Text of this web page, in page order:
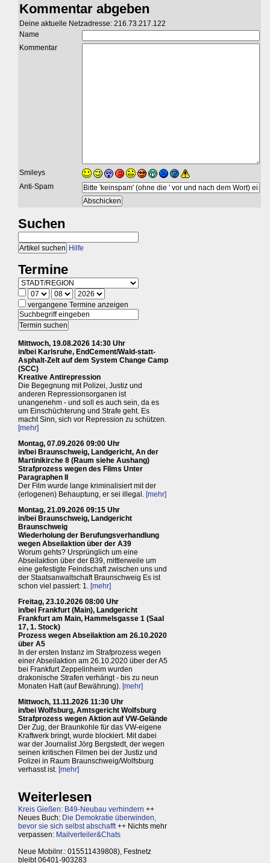
Kommentar abgeben
Deine aktuelle Netzadresse: 216.73.217.122
Name
Kommentar
Smileys
Anti-Spam
Suchen
Hilfe
Termine
vergangene Termine anzeigen
Mittwoch, 19.08.2026 14:30 Uhr
in/bei Karlsruhe, EndCement/Wald-statt-
Asphalt-Zelt auf dem System Change Camp
(SCC)
Kreative Antirepression
Die Begegnung mit Polizei, Justiz und
anderen Repressionsorganen ist
unangenehm - und soll es auch sein, da es
um Einschüchterung und Strafe geht. Es
macht Sinn, sich vor Repression zu schützen.
[mehr]
Montag, 07.09.2026 09:00 Uhr
in/bei Braunschweig, Landgericht, An der
Martinikirche 8 (Raum siehe Aushang)
Strafprozess wegen des Films Unter
Paragraphen II
Der Film wurde lange kriminalisiert mit der
(erlogenen) Behauptung, er sei illegal. [mehr]
Montag, 21.09.2026 09:15 Uhr
in/bei Braunschweig, Landgericht
Braunschweig
Wiederholung der Berufungsverhandlung
wegen Abseilaktion über der A39
Worum gehts? Ursprünglich um eine
Abseilaktion über der B39, mittlerweile um
eine gefestigte Feindschaft zwischen uns und
der Staatsanwaltschaft Braunschweig Es ist
schon viel passiert: 1. [mehr]
Freitag, 23.10.2026 08:00 Uhr
in/bei Frankfurt (Main), Landgericht
Frankfurt am Main, Hammelsgasse 1 (Saal
17, 1. Stock)
Prozess wegen Abseilaktion am 26.10.2020
über A5
In der ersten Instanz im Strafprozess wegen
einer Abseilaktion am 26.10.2020 über der A5
bei Frankfurt Zeppelinheim wurden
drakonische Strafen verhängt - bis zu neun
Monaten Haft (auf Bewährung). [mehr]
Mittwoch, 11.11.2026 11:30 Uhr
in/bei Wolfsburg, Amtsgericht Wolfsburg
Strafprozess wegen Aktion auf VW-Gelände
Der Zug, der Braunkohle für das VW-eigene
Kraftwerk bringt, wurde blockiert. Mit dabei
war der Journalist Jörg Bergstedt, der wegen
seinen kritischen Filmen bei der Justiz und
Polizei in Raum Braunschweig/Wolfsburg
verhasst ist. [mehr]
Weiterlesen
Kreis Gießen: B49-Neubau verhindern ++
Neues Buch: Die Demokratie überwinden,
bevor sie sich selbst abschafft++ Nichts mehr
verpassen: Mailverteiler&Chats
Neue Mobilnr.: 015511439808), Festnetz
bleibt 06401-903283